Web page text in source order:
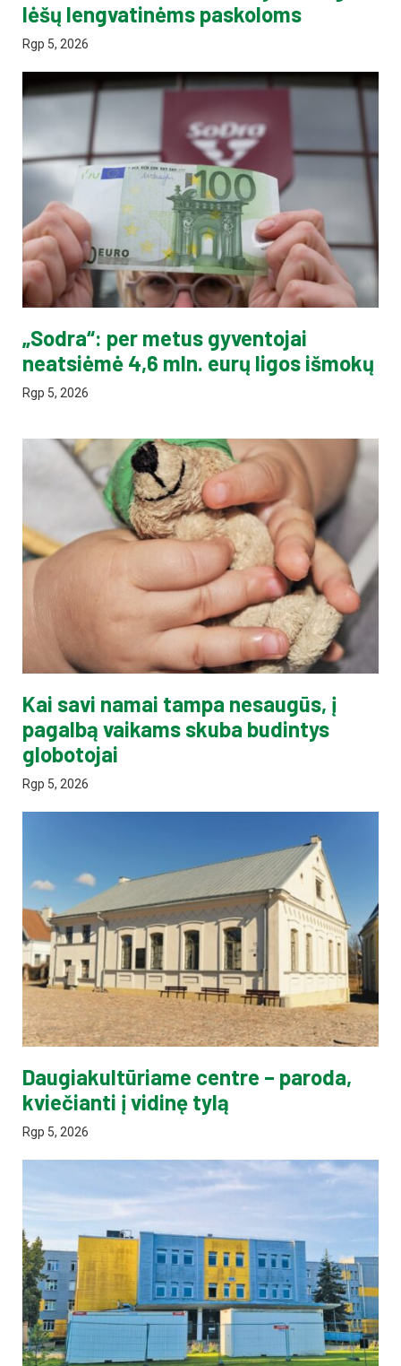
lėšų lengvatinėms paskoloms
Rgp 5, 2026
„Sodra“: per metus gyventojai
neatsiėmė 4,6 mln. eurų ligos išmokų
Rgp 5, 2026
Kai savi namai tampa nesaugūs, į
pagalbą vaikams skuba budintys
globotojai
Rgp 5, 2026
Daugiakultūriame centre – paroda,
kviečianti į vidinę tylą
Rgp 5, 2026